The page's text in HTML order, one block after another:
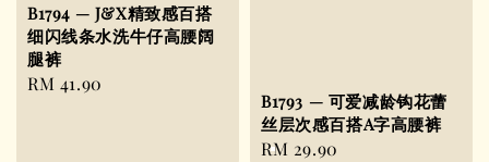
B1794 — J&X精致感百搭
细闪线条水洗牛仔高腰阔
腿裤
Regular
RM 41.90
B1793 — 可爱减龄钩花蕾
丝层次感百搭A字高腰裤
Regular
RM 29.90